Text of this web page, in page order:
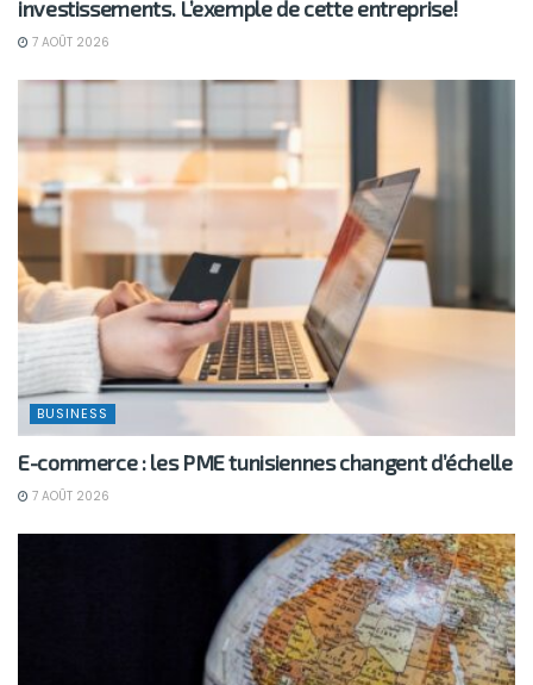
investissements. L’exemple de cette entreprise!
7 AOÛT 2026
BUSINESS
E-commerce : les PME tunisiennes changent d’échelle
7 AOÛT 2026